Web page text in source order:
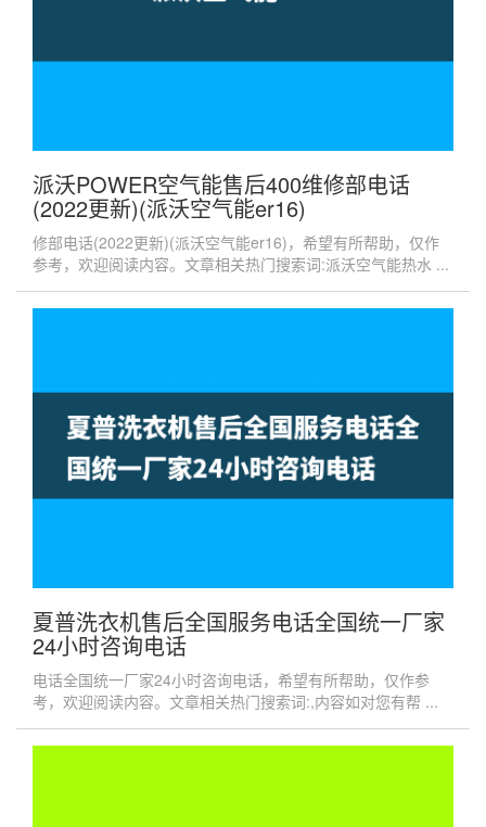
派沃POWER空气能售后400维修部电话
(2022更新)(派沃空气能er16)
修部电话(2022更新)(派沃空气能er16)，希望有所帮助，仅作
参考，欢迎阅读内容。文章相关热门搜索词:派沃空气能热水 ...
夏普洗衣机售后全国服务电话全国统一厂家
24小时咨询电话
电话全国统一厂家24小时咨询电话，希望有所帮助，仅作参
考，欢迎阅读内容。文章相关热门搜索词:,内容如对您有帮 ...